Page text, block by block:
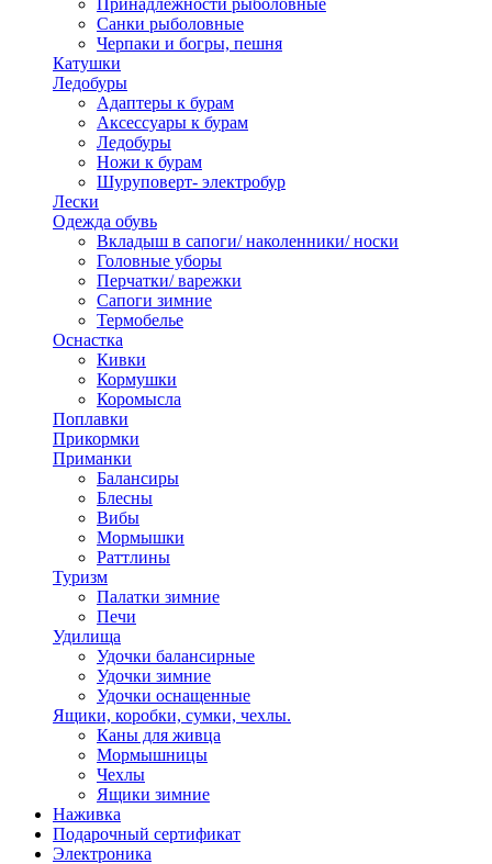
Принадлежности рыболовные
Санки рыболовные
Черпаки и богры, пешня
Катушки
Ледобуры
Адаптеры к бурам
Аксессуары к бурам
Ледобуры
Ножи к бурам
Шуруповерт- электробур
Лески
Одежда обувь
Вкладыш в сапоги/ наколенники/ носки
Головные уборы
Перчатки/ варежки
Сапоги зимние
Термобелье
Оснастка
Кивки
Кормушки
Коромысла
Поплавки
Прикормки
Приманки
Балансиры
Блесны
Вибы
Мормышки
Раттлины
Туризм
Палатки зимние
Печи
Удилища
Удочки балансирные
Удочки зимние
Удочки оснащенные
Ящики, коробки, сумки, чехлы.
Каны для живца
Мормышницы
Чехлы
Ящики зимние
Наживка
Подарочный сертификат
Электроника